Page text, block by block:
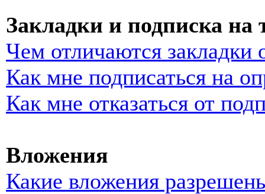
Закладки и подписка на
Чем отличаются закладки
Как мне подписаться на
Как мне отказаться от
Вложения
Какие вложения